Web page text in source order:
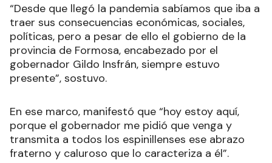
“Desde que llegó la pandemia sabíamos que iba a
traer sus consecuencias económicas, sociales,
políticas, pero a pesar de ello el gobierno de la
provincia de Formosa, encabezado por el
gobernador Gildo Insfrán, siempre estuvo
presente”, sostuvo.
En ese marco, manifestó que “hoy estoy aquí,
porque el gobernador me pidió que venga y
transmita a todos los espinillenses ese abrazo
fraterno y caluroso que lo caracteriza a él”.